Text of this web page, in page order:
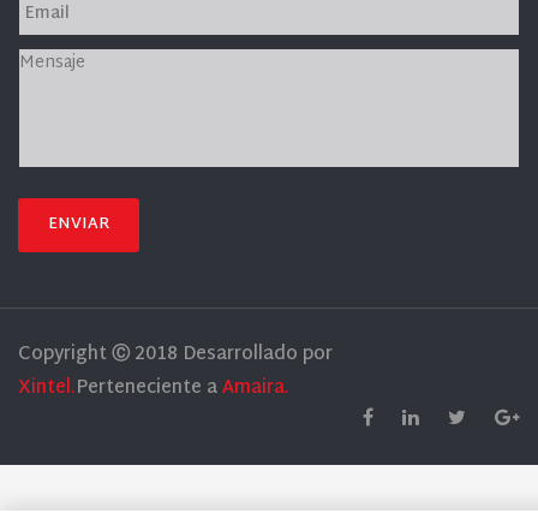
ENVIAR
Copyright Ⓒ 2018 Desarrollado por
Xintel.Perteneciente aAmaira.